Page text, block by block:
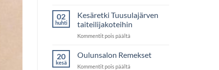
uusi
sukukirja,
Muhoksen
02
huhti
Kesäretki Tuusulajärven
taiteilijakoteihin
Kommentit pois päältä
Tuusulajärven
taiteilijakoteihin
20
kesä
Oulunsalon Remekset
Kommentit pois päältä